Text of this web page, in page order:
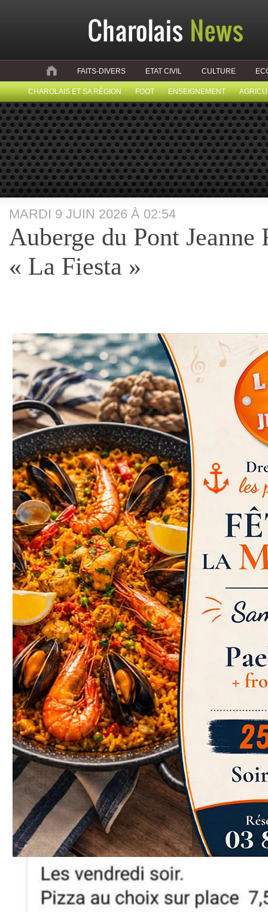
FAITS-DIVERS ETAT CIVIL CULTURE
CHAROLAIS ET SA RÉGION FOOT ENSEIGNEMENT
MARDI 9 JUIN 2026 À 02:54
Auberge du Pont Jeanne
« La Fiesta »